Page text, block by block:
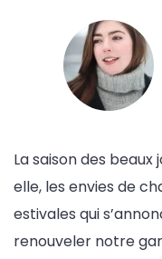
La saison des
elle, les envies de
estivales qui
renouveler notre